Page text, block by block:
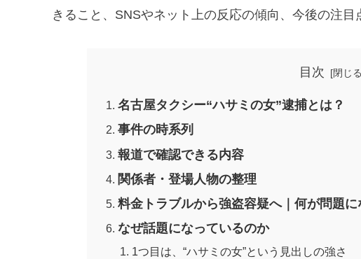
きること、SNSやネット上の反応の傾向、今後の注目
目次
名古屋タクシー“ハサミの女”逮捕とは？
事件の時系列
報道で確認できる内容
関係者・登場人物の整理
料金トラブルから強盗容疑へ｜何が問題
なぜ話題になっているのか
1つ目は、“ハサミの女”という見出しの強さ